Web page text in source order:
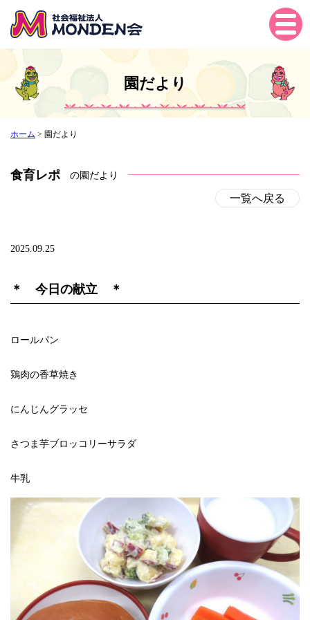
Tog
gle
gati
on
園だより
ホーム > 園だより
食育レポ の園だより
一覧へ戻る
2025.09.25
＊ 今日の献立 ＊
ロールパン
鶏肉の香草焼き
にんじんグラッセ
さつま芋ブロッコリーサラダ
牛乳